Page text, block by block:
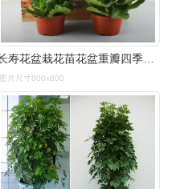
长寿花盆栽花苗花盆重瓣四季带花苞花卉室内土养盆栽绿植好养植物
图片尺寸800x800